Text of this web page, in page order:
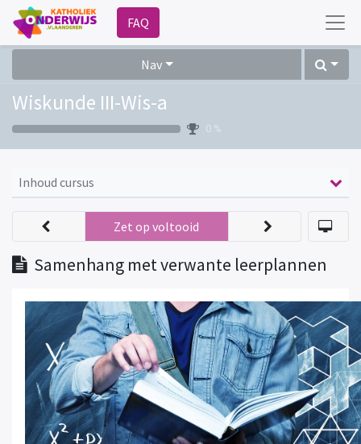
FAQ
Nav
Wiskunde III-Wis-a
0 %
Inhoud cursus
Samenhang met verwante leerplannen
Zet op voltooid